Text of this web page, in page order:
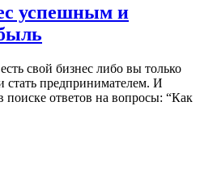
успешным и
свой бизнес либо вы только
стать предпринимателем. И
ответов на вопросы: “Как